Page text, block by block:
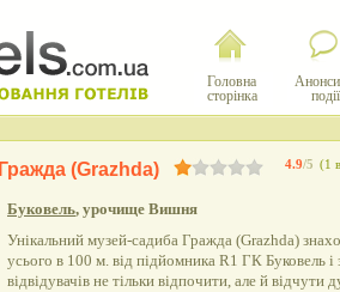
Головна
сторінка
події
4.9/5 (1
(Grazhda)
Буковель, урочище Вишня
Унікальний музей-садиба Гражда (Grazhda)
усього в 100 м. від підйомника R1 ГК Буковель
відвідувачів не тільки відпочити, але й відчути